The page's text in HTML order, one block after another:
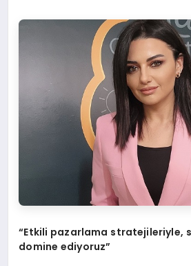
“Etkili pazarlama stratejileriyle,
domine ediyoruz”